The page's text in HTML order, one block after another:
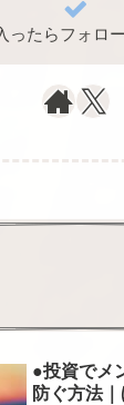
ったらフォロ
●投資でメ
防ぐ方法